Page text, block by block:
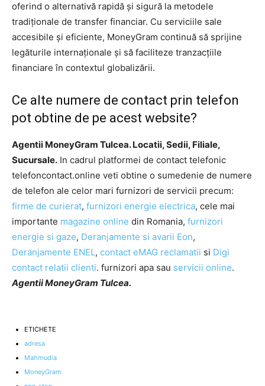
oferind o alternativă rapidă și sigură la metodele
tradiționale de transfer financiar. Cu serviciile sale
accesibile și eficiente, MoneyGram continuă să sprijine
legăturile internaționale și să faciliteze tranzacțiile
financiare în contextul globalizării.
Ce alte numere de contact prin telefon
pot obtine de pe acest website?
Agentii MoneyGram Tulcea. Locatii, Sedii, Filiale,
Sucursale. In cadrul platformei de contact telefonic
telefoncontact.online veti obtine o sumedenie de numere
de telefon ale celor mari furnizori de servicii precum:
firme de curierat, furnizori energie electrica, cele mai
importante magazine online din Romania, furnizori
energie si gaze, Deranjamente si avarii Eon,
Deranjamente ENEL, contact eMAG reclamatii si Digi
contact relatii clienti. furnizori apa sau servicii online.
Agentii MoneyGram Tulcea.
ETICHETE
adresa
Mahmudia
MoneyGram